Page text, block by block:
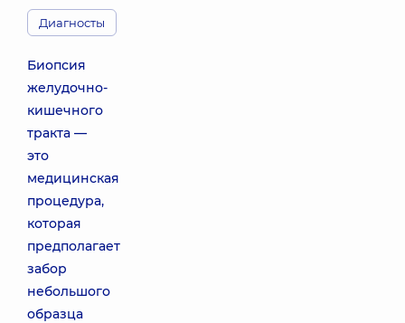
Диагносты
Биопсия
желудочно-
кишечного
тракта —
это
медицинская
процедура,
которая
предполагает
забор
небольшого
образца